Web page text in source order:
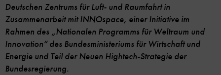
Deutschen Zentrums für Luft- und Raumfahrt in
Zusammenarbeit mit INNOspace, einer Initiative im
Rahmen des „Nationalen Programms für Weltraum und
Innovation“ des Bundesministeriums für Wirtschaft und
Energie und Teil der Neuen Hightech-Strategie der
Bundesregierung.